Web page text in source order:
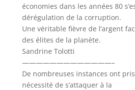
économies dans les années 80
dérégulation de la corruption.
Une véritable fièvre de l’argent
des élites de la planète.
Sandrine Tolotti
—————————————–
De nombreuses instances ont
nécessité de s’attaquer à la